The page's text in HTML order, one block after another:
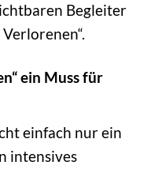
Begleiter
ein Muss für
einfach nur ein
intensives